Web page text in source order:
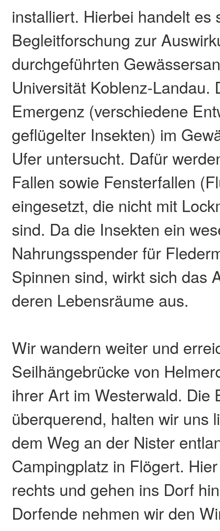
installiert. Hierbei handelt es
Begleitforschung zur
durchgeführten
Universität Koblenz-Landau.
Emergenz (verschiedene
geflügelter Insekten) im
Ufer untersucht. Dafür
Fallen sowie Fensterfallen
eingesetzt, die nicht mit
sind. Da die Insekten ein
Nahrungsspender für
Spinnen sind, wirkt sich das
deren Lebensräume aus.
Wir wandern weiter und
Seilhängebrücke von
ihrer Art im Westerwald. Die
überquerend, halten wir uns
dem Weg an der Nister
Campingplatz in Flögert.
rechts und gehen ins Dorf
Dorfende nehmen wir den